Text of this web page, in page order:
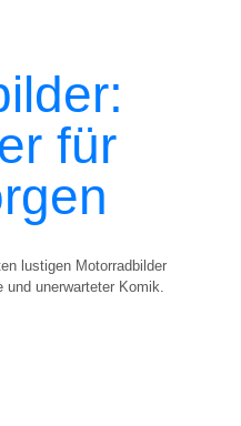
für
lustigen Motorradbilder
unerwarteter Komik.